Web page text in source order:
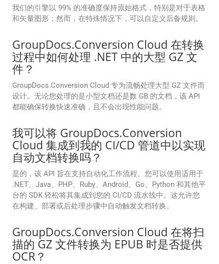
我们的引擎以 99% 的准确度保持原始格式，特别是对于表格
和矢量图形；然而，在特殊情况下，可以自定义后备规则。
GroupDocs.Conversion Cloud 在转换
过程中如何处理 .NET 中的大型 GZ 文
件？
GroupDocs.Conversion Cloud 专为流畅处理大型 GZ 文件而
设计。无论您处理的是小型文档还是数 GB 的文档，该 API
都能确保转换快速准确，且不会出现性能问题。
我可以将 GroupDocs.Conversion
Cloud 集成到我的 CI/CD 管道中以实现
自动文档转换吗？
是的，该 API 旨在支持自动化工作流程。您可以使用适用于
.NET、Java、PHP、Ruby、Android、Go、Python 和其他平
台的 SDK 轻松将其集成到您的 CI/CD 流水线中。这允许您
在构建、部署或后处理步骤中自动触发文档转换。
GroupDocs.Conversion Cloud 在将扫
描的 GZ 文件转换为 EPUB 时是否提供
OCR？